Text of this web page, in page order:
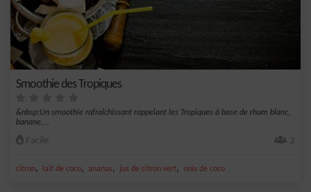
Smoothie des Tropiques
&nbsp;Un smoothie rafraîchissant rappelant les Tropiques à base de rhum blanc,
banane,...
Facile 2
citron, lait de coco, ananas, jus de citron vert, noix de coco